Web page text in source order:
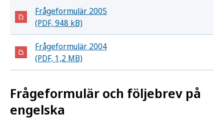
Frågeformulär 2005
(PDF, 948 kB)
Frågeformulär 2004
(PDF, 1,2 MB)
Frågeformulär och följebrev på
engelska